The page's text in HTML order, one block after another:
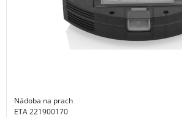
Nádoba na prach
ETA 221900170